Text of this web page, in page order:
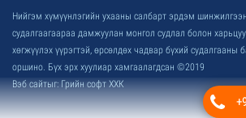
Нийгэм хүмүүнлэгийн ухааны салбарт эрдэм
судалгаагаараа дамжуулан монгол судлал болон
хөгжүүлэх үүрэгтэй, өрсөлдөх чадвар бүхий судалгааны
оршино. Бүх эрх хуулиар хамгаалагдсан ©2019
Вэб сайтыг:Грийн софт ХХК
Дуудлагын төв